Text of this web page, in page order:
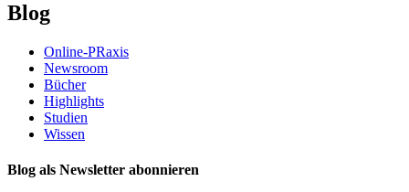
Blog
Online-PRaxis
Newsroom
Bücher
Highlights
Studien
Wissen
Blog als Newsletter abonnieren